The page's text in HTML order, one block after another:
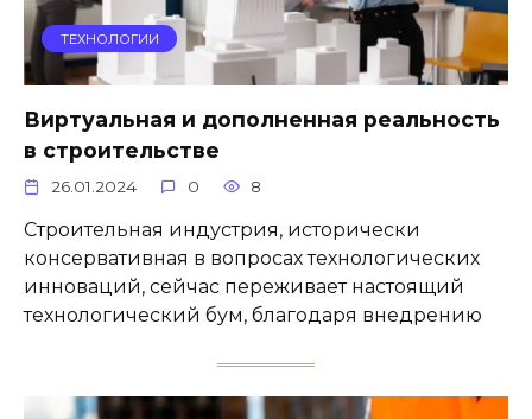
ТЕХНОЛОГИИ
Виртуальная и дополненная реальность
в строительстве
26.01.2024 0 8
Строительная индустрия, исторически
консервативная в вопросах технологических
инноваций, сейчас переживает настоящий
технологический бум, благодаря внедрению